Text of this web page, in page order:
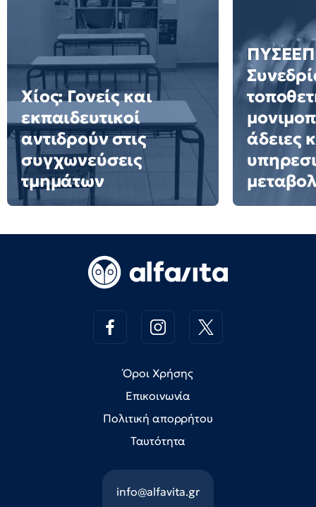
Χίος: Γονείς και
εκπαιδευτικοί
αντιδρούν στις
συγχωνεύσεις
τμημάτων
ΠΥΣΕΕΠ
άδειες
Όροι Χρήσης
Επικοινωνία
Πολιτική απορρήτου
Ταυτότητα
info@alfavita.gr